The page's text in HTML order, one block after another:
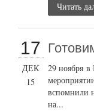
Читать
17
ДЕК
15
29 ноября
вспомнили
на...